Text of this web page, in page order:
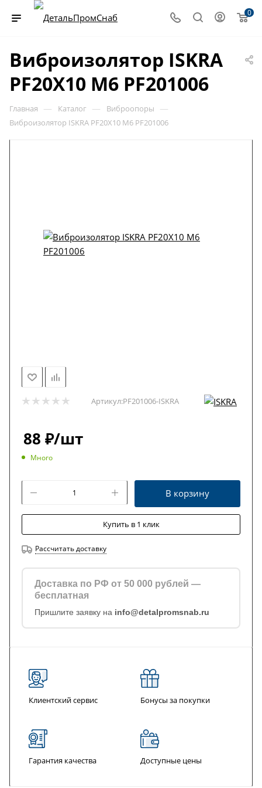
0
Виброизолятор ISKRA
PF20X10 M6 PF201006
Главная — Каталог — Виброопоры —
Виброизолятор ISKRA PF20X10 M6 PF201006
Артикул:PF201006-ISKRA
88 ₽/шт
Много
В корзину
Купить в 1 клик
Рассчитать доставку
Доставка по РФ от 50 000 рублей —
бесплатная
Пришлите заявку на info@detalpromsnab.ru
Клиентский сервис Бонусы за покупки
Гарантия качества Доступные цены